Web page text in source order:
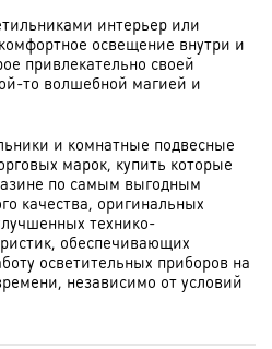
интерьер или
освещение внутри и
привлекательно своей
то волшебной магией и
и комнатные подвесные
марок, купить которые
по самым выгодным
качества, оригинальных
технико-
обеспечивающих
осветительных приборов на
независимо от условий